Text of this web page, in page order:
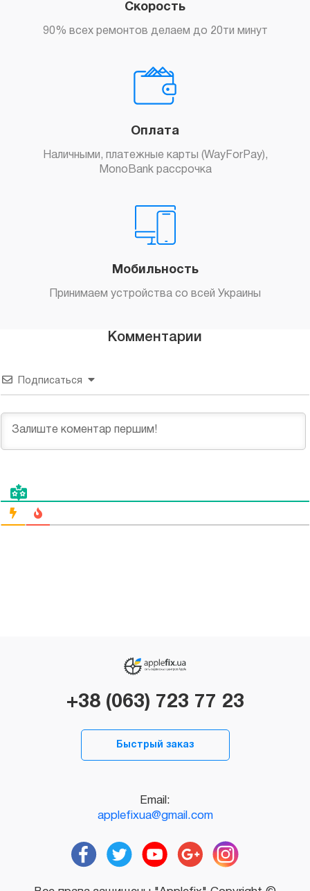
Скорость
90% всех ремонтов делаем до 20ти минут
Оплата
Наличными, платежные карты (WayForPay),
MonoBank рассрочка
Мобильность
Принимаем устройства со всей Украины
Комментарии
Подписаться
+38 (063) 723 77 23
Быстрый заказ
Email:
applefixua@gmail.com